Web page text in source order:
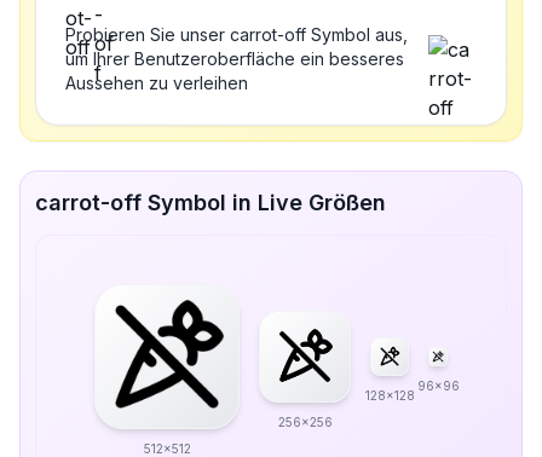
Probieren Sie unser carrot-off Symbol aus,
um Ihrer Benutzeroberfläche ein besseres
Aussehen zu verleihen
carrot-off Symbol in Live Größen
512x512
256x256
128x128
96x96